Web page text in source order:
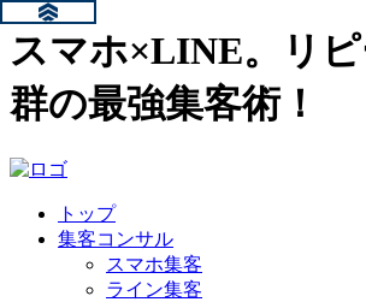
スマホ×LINE。リ
群の最強集客術！
トップ
集客コンサル
スマホ集客
ライン集客